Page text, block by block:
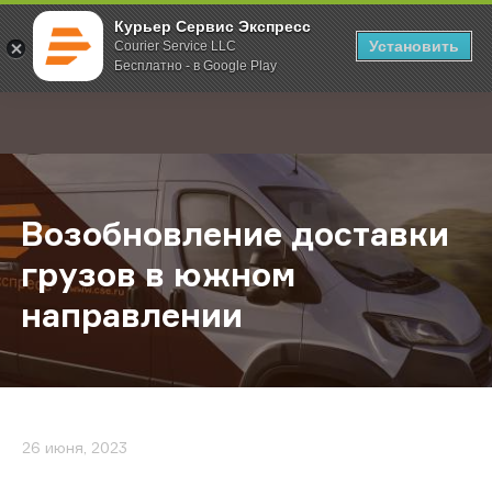
Курьер Сервис Экспресс
Courier Service LLC
Бесплатно - в Google Play
Установить
; Главная О компании Новости Возобновление доставки
Возобновление доставки
грузов в южном
направлении
26 июня, 2023